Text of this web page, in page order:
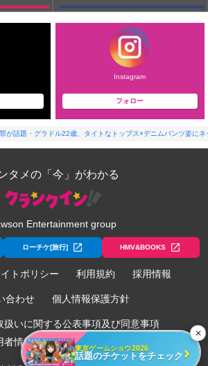
Instagram
フォロー
罪が話題・グラドル22歳、タイトなトップス×デニムパンツ姿に
タメの「今」がわかる
Entertainment group
ローチケ[旅行] HMV&BOOKS
トポリシー 利用規約 採用情報
合わせ 個人情報保護方針
扱いに関する公表事項及び同意事項
者情報の外部送信について
✕
東京ゲームショウ2026
話題のチケットをチェック ›